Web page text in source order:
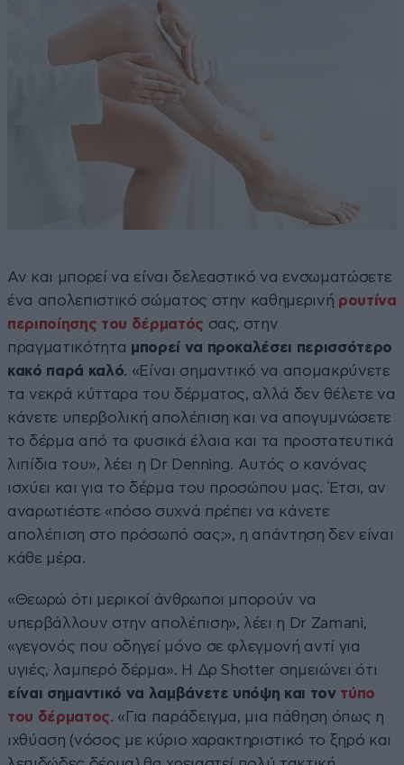
Αν και μπορεί να είναι δελεαστικό να ενσωματώσετε
ένα απολεπιστικό σώματος στην καθημερινή ρουτίνα
περιποίησης του δέρματός σας, στην
πραγματικότητα μπορεί να προκαλέσει περισσότερο
κακό παρά καλό. «Είναι σημαντικό να απομακρύνετε
τα νεκρά κύτταρα του δέρματος, αλλά δεν θέλετε να
κάνετε υπερβολική απολέπιση και να απογυμνώσετε
το δέρμα από τα φυσικά έλαια και τα προστατευτικά
λιπίδια του», λέει η Dr Denning. Αυτός ο κανόνας
ισχύει και για το δέρμα του προσώπου μας. Έτσι, αν
αναρωτιέστε «πόσο συχνά πρέπει να κάνετε
απολέπιση στο πρόσωπό σας;», η απάντηση δεν είναι
κάθε μέρα.
«Θεωρώ ότι μερικοί άνθρωποι μπορούν να
υπερβάλλουν στην απολέπιση», λέει η Dr Zamani,
«γεγονός που οδηγεί μόνο σε φλεγμονή αντί για
υγιές, λαμπερό δέρμα». Η Δρ Shotter σημειώνει ότι
είναι σημαντικό να λαμβάνετε υπόψη και τον τύπο
του δέρματος. «Για παράδειγμα, μια πάθηση όπως η
ιχθύαση (νόσος με κύριο χαρακτηριστικό το ξηρό και